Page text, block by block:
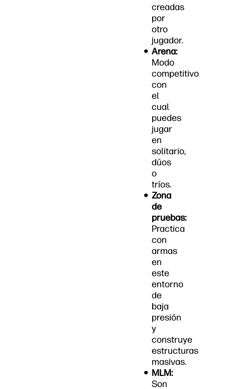
creadas
por
otro
jugador.
Arena:
Modo
competitivo
con
el
cual
puedes
jugar
en
solitario,
dúos
o
tríos.
Zona
de
pruebas:
Practica
con
armas
en
este
entorno
de
baja
presión
y
construye
estructuras
masivas.
MLM:
Son